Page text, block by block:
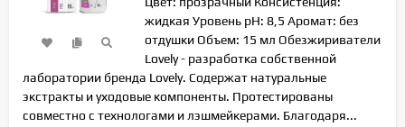
жидкая Уровень pH: 8,5 Аромат: без
отдушки Объем: 15 мл Обезжириватели
Lovely - разработка собственной
лаборатории бренда Lovely. Содержат натуральные
экстракты и уходовые компоненты. Протестированы
совместно с технологами и лэшмейкерами. Благодаря...